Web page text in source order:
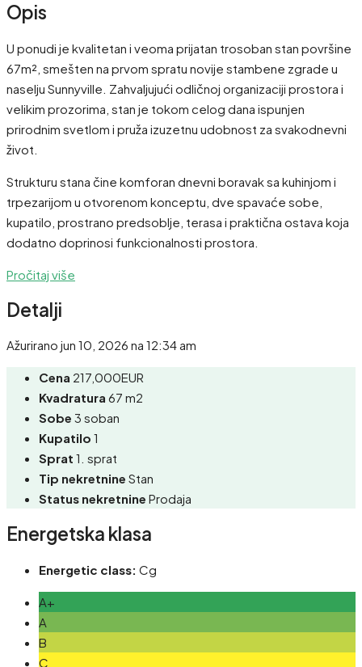
Opis
U ponudi je kvalitetan i veoma prijatan trosoban stan površine
67m², smešten na prvom spratu novije stambene zgrade u
naselju Sunnyville. Zahvaljujući odličnoj organizaciji prostora i
velikim prozorima, stan je tokom celog dana ispunjen
prirodnim svetlom i pruža izuzetnu udobnost za svakodnevni
život.
Strukturu stana čine komforan dnevni boravak sa kuhinjom i
trpezarijom u otvorenom konceptu, dve spavaće sobe,
kupatilo, prostrano predsoblje, terasa i praktična ostava koja
dodatno doprinosi funkcionalnosti prostora.
Pročitaj više
Detalji
Ažurirano jun 10, 2026 na 12:34 am
Cena 217,000EUR
Kvadratura 67 m2
Sobe 3 soban
Kupatilo 1
Sprat 1. sprat
Tip nekretnine Stan
Status nekretnine Prodaja
Energetska klasa
Energetic class: Cg
A+
A
B
C